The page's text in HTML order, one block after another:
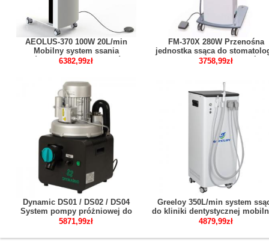
AEOLUS-370 100W 20L/min
Mobilny system ssania
próżniowego do implantów
6382,99zł
FM-370X 280W Przenośna
jednostka ssąca do
Urządzenie do aspiracji
3758,99zł
Dynamic DS01 / DS02 / DS04
System pompy próżniowej do
ssania dentystycznego do fotela
5871,99zł
Greeloy 350L/min system
do kliniki dentystycznej
silnym ssaniem GSM-300
4879,99zł